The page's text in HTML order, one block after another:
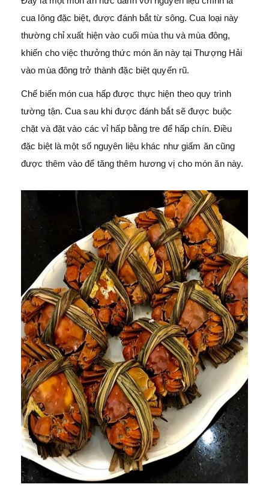
cua lông đặc biệt, được đánh bắt từ sông. Cua loại này
thường chỉ xuất hiện vào cuối mùa thu và mùa đông,
khiến cho việc thưởng thức món ăn này tại Thượng Hải
vào mùa đông trở thành đặc biệt quyến rũ.
Chế biến món cua hấp được thực hiện theo quy trình
tường tận. Cua sau khi được đánh bắt sẽ được buộc
chặt và đặt vào các vỉ hấp bằng tre để hấp chín. Điều
đặc biệt là một số nguyên liệu khác như giấm ăn cũng
được thêm vào để tăng thêm hương vị cho món ăn này.